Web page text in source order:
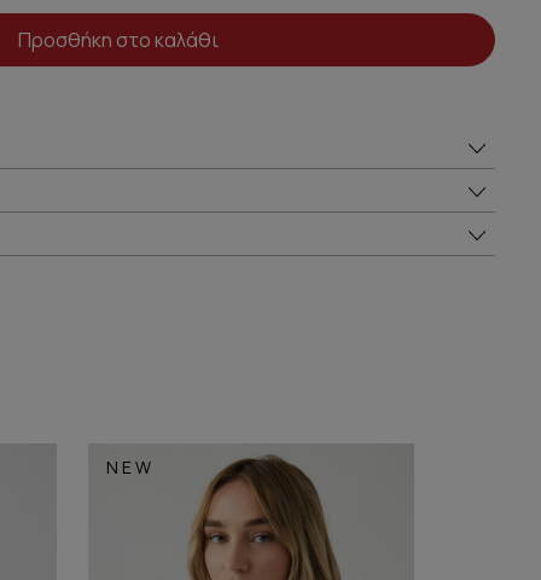
Προσθήκη στο καλάθι
NEW